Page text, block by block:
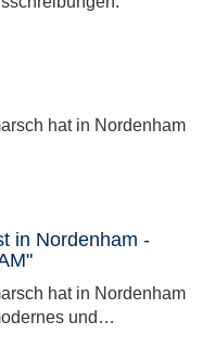
hat in Nordenham
in Nordenham -
hat in Nordenham
und…